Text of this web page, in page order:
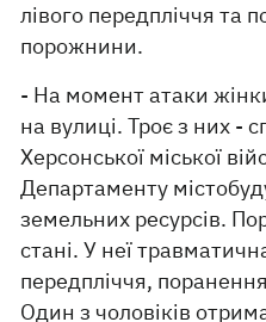
лівого передпліччя та
порожнини.
- На момент атаки
на вулиці. Троє з них -
Херсонської міської
Департаменту
земельних ресурсів.
стані. У неї
передпліччя,
Один з чоловіків